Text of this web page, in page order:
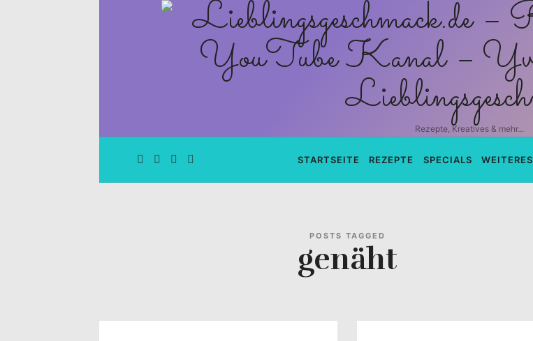
Lieblingsgeschmack.de
Rezepte
Blog
und
Rezepte, Kreatives & mehr...
STARTSEITE REZEPTE SPECIALS WEITERES
POSTS TAGGED
genäht